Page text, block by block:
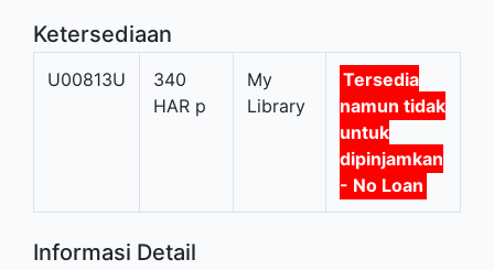
Ketersediaan
U00813U
340
HAR p
My
Library
Tersedia
namun tidak
untuk
dipinjamkan
- No Loan
Informasi Detail